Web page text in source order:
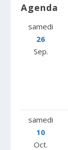
Agenda
samedi
26
Sep.
samedi
10
Oct.